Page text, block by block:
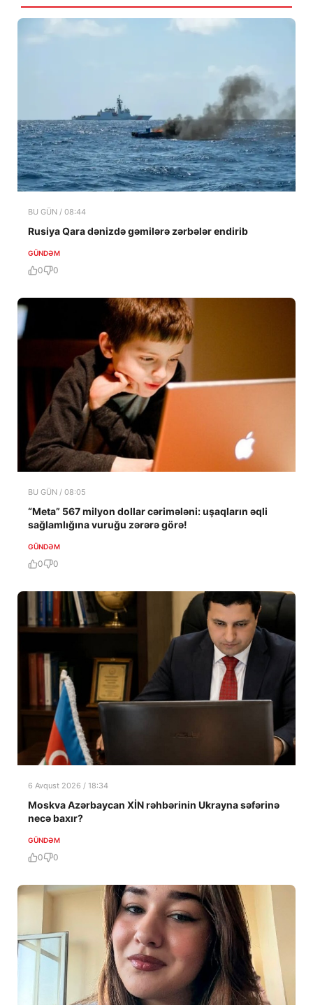
BU GÜN / 08:44
Rusiya Qara dənizdə gəmilərə zərbələr endirib
GÜNDƏM
0 0
BU GÜN / 08:05
“Meta” 567 milyon dollar cərimələni: uşaqların əqli
sağlamlığına vuruğu zərərə görə!
GÜNDƏM
0 0
6 Avqust 2026 / 18:34
Moskva Azərbaycan XİN rəhbərinin Ukrayna səfərinə
necə baxır?
GÜNDƏM
0 0